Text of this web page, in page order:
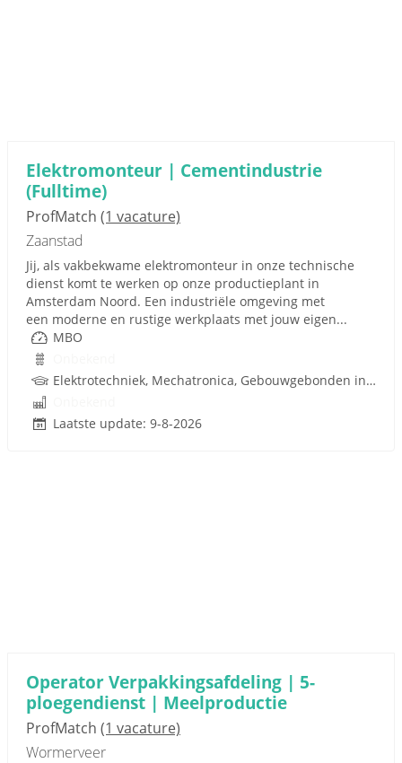
Elektromonteur | Cementindustrie
(Fulltime)
ProfMatch (1 vacature)
Zaanstad
Jij, als vakbekwame elektromonteur in onze technische
dienst komt te werken op onze productieplant in
Amsterdam Noord. Een industriële omgeving met
een moderne en rustige werkplaats met jouw eigen...
MBO
Elektrotechniek, Mechatronica, Gebouwgebonden installaties
Laatste update: 9-8-2026
Operator Verpakkingsafdeling | 5-
ploegendienst | Meelproductie
ProfMatch (1 vacature)
Wormerveer